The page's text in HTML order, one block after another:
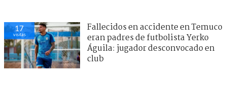
17
visitas
Fallecidos en accidente en Temuco
eran padres de futbolista Yerko
Águila: jugador desconvocado en
club